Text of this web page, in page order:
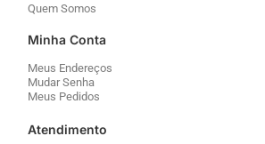
Quem Somos
Minha Conta
Meus Endereços
Mudar Senha
Meus Pedidos
Atendimento